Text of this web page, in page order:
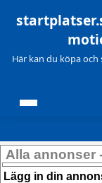
Här kan du köpa
Alla annonser
Lägg in din